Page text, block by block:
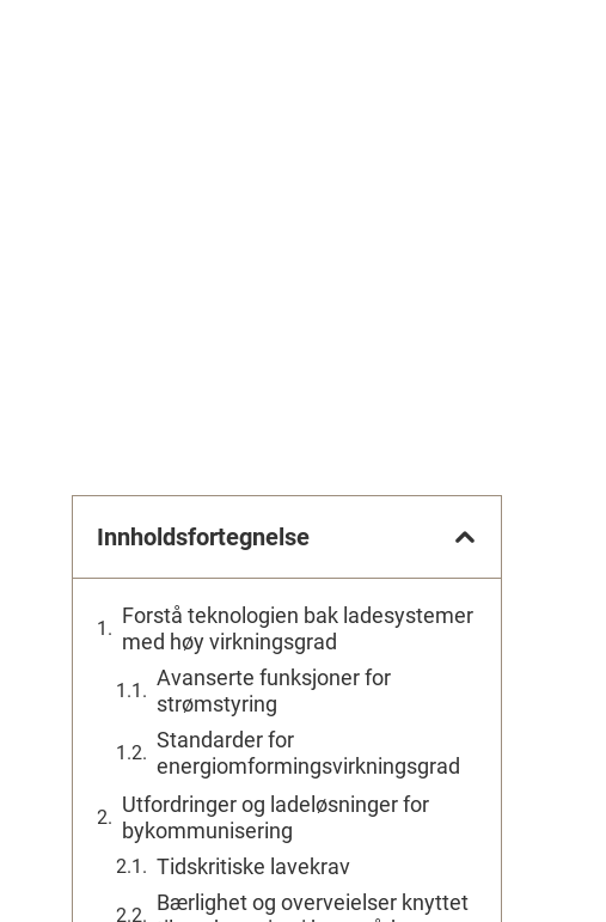
Innholdsfortegnelse
Forstå teknologien bak ladesystemer
med høy virkningsgrad
Avanserte funksjoner for
strømstyring
Standarder for
energiomformingsvirkningsgrad
Utfordringer og ladeløsninger for
bykommunisering
Tidskritiske lavekrav
Bærlighet og overveielser knyttet